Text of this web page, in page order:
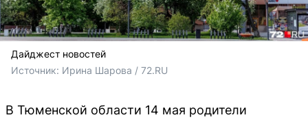
Дайджест новостей
Источник: Ирина Шарова / 72.RU
В Тюменской области 14 мая родители